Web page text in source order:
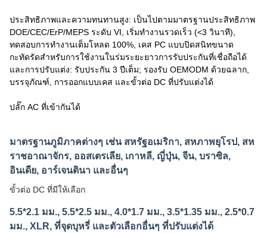
ประสิทธิภาพและความทนทานสูง: เป็นไปตามมาตรฐานประสิทธิภาพ
DOE/CEC/ErP/MEPS ระดับ VI, เริ่มทำงานรวดเร็ว (<3 วินาที),
ทดสอบการทำงานเต็มโหลด 100%, เคส PC แบบปิดสนิทขนาด
กะทัดรัดสำหรับการใช้งานในร่มระยะยาวการรับประกันที่เชื่อถือได้
และการปรับแต่ง: รับประกัน 3 ปีเต็ม; รองรับ OEMODM ด้วยฉลาก,
บรรจุภัณฑ์, การออกแบบเคส และขั้วต่อ DC ที่ปรับแต่งได้
ปลั๊ก AC ที่เข้ากันได้
มาตรฐานภูมิภาคต่างๆ เช่น สหรัฐอเมริกา, สหภาพยุโรป, สห
ราชอาณาจักร, ออสเตรเลีย, เกาหลี, ญี่ปุ่น, จีน, บราซิล,
อินเดีย, อาร์เจนตินา และอื่นๆ
ขั้วต่อ DC ที่มีให้เลือก
5.5*2.1 มม., 5.5*2.5 มม., 4.0*1.7 มม., 3.5*1.35 มม., 2.5*0.7
มม., XLR, ที่จุดบุหรี่ และตัวเลือกอื่นๆ ที่ปรับแต่งได้